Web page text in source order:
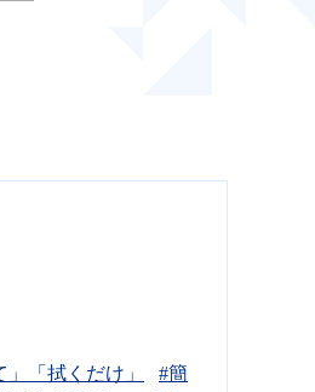
「拭くだけ」
#簡